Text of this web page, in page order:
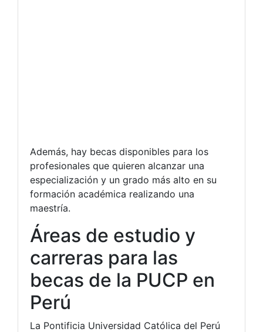
Además, hay becas disponibles para los
profesionales que quieren alcanzar una
especialización y un grado más alto en su
formación académica realizando una
maestría.
Áreas de estudio y
carreras para las
becas de la PUCP en
Perú
La Pontificia Universidad Católica del Perú